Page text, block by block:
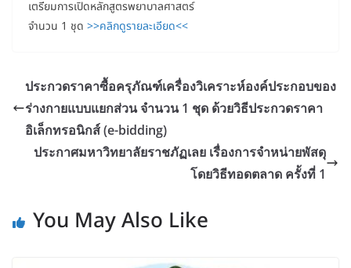
เตรียมการเปิดหลักสูตรพยาบาลศาสตร์
จำนวน 1 ชุด >>คลิกดูรายละเอียด<<
ประกวดราคาซื้อครุภัณฑ์เครื่องวิเคราะห์องค์ประกอบของ
ร่างกายแบบแยกส่วน จำนวน 1 ชุด ด้วยวิธีประกวดราคา
อิเล็กทรอนิกส์ (e-bidding)
ประกาศมหาวิทยาลัยราชภัฏเลย เรื่องการจำหน่ายพัสดุ
โดยวิธีทอดตลาด ครั้งที่ 1
You May Also Like